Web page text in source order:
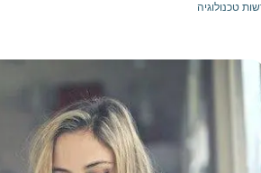
טכנולוגיה